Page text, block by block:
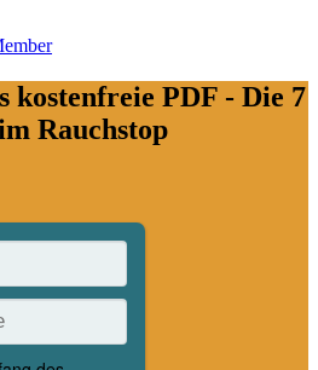
kostenfreie PDF - Die 7
Rauchstop